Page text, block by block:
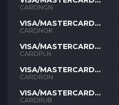
NGN
CARDNGN
VISA/MASTERCARD
NOK
CARDNOK
VISA/MASTERCARD
PLN
CARDPLN
VISA/MASTERCARD
RON
CARDRON
VISA/MASTERCARD
RUB
CARDRUB